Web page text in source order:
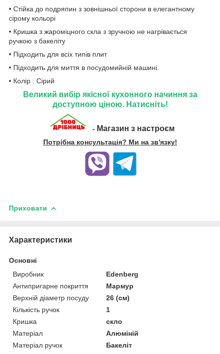
• Стійка до подряпин з зовнішньої сторони в елегантному
сірому кольорі
• Кришка з жароміцного скла з зручною не нагрівається
ручкою з бакеліту
• Підходить для всіх типів плит
• Підходить для миття в посудомийній машині.
• Колір : Сірий
Великий вибір якісної кухонного начиння за
доступною ціною. Натисніть!
- Магазин з настроєм
Потрібна консультація? Ми на зв'язку!
Приховати
Характеристики
Основні
Виробник
Edenberg
Антипригарне покриття
Мармур
Верхній діаметр посуду
26 (см)
Кількість ручок
1
Кришка
скло
Матеріал
Алюміній
Матеріал ручок
Бакеліт